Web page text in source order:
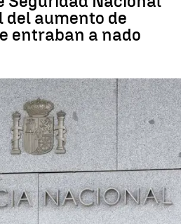
aumento de
entraban a nado